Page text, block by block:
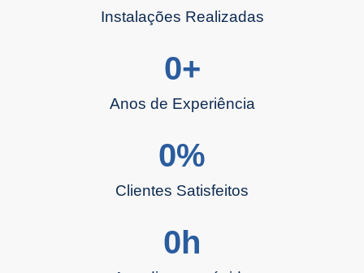
Instalações Realizadas
Anos de Experiência
0+
Clientes Satisfeitos
0%
0h